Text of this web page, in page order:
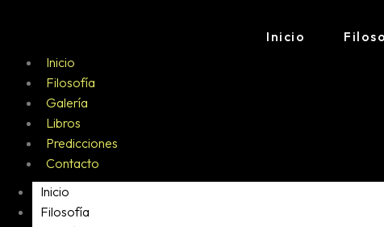
Inicio
Inicio
Filosofía
Galería
Libros
Predicciones
Contacto
Inicio
Filosofía